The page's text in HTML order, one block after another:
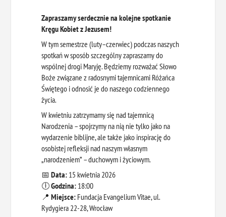
Zapraszamy serdecznie na kolejne spotkanie
Kręgu Kobiet z Jezusem!
W tym semestrze (luty–czerwiec) podczas naszych
spotkań w sposób szczególny zapraszamy do
wspólnej drogi Maryję. Będziemy rozważać Słowo
Boże związane z radosnymi tajemnicami Różańca
Świętego i odnosić je do naszego codziennego
życia.
W kwietniu zatrzymamy się nad tajemnicą
Narodzenia – spojrzymy na nią nie tylko jako na
wydarzenie biblijne, ale także jako inspirację do
osobistej refleksji nad naszym własnym
„narodzeniem” – duchowym i życiowym.
📅Data: 15 kwietnia 2026
🕕Godzina: 18:00
📍Miejsce: Fundacja Evangelium Vitae, ul.
Rydygiera 22-28, Wrocław